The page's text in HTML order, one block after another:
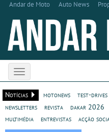
Andar de Moto Auto News
Toggle
navigation
Notícias
motonews test-drives
newsletters
revista dakar 2026
multimédia
entrevistas acção